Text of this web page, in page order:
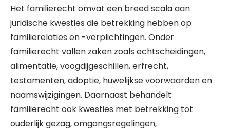
Het familierecht omvat een breed scala aan
juridische kwesties die betrekking hebben op
familierelaties en -verplichtingen. Onder
familierecht vallen zaken zoals echtscheidingen,
alimentatie, voogdijgeschillen, erfrecht,
testamenten, adoptie, huwelijkse voorwaarden en
naamswijzigingen. Daarnaast behandelt
familierecht ook kwesties met betrekking tot
ouderlijk gezag, omgangsregelingen,